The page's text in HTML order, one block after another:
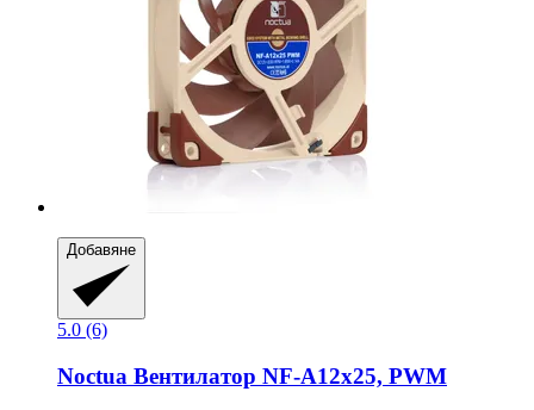
Добавяне
5.0 (6)
Noctua Вентилатор NF-​A12x25, PWM